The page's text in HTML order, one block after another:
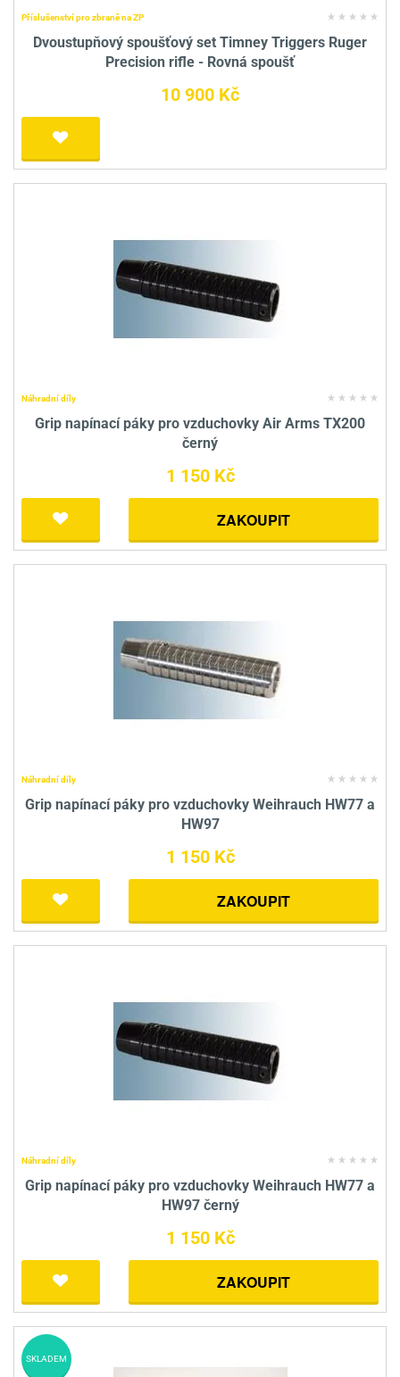
Příslušenství pro zbraně na ZP
Dvoustupňový spoušťový set Timney Triggers Ruger
Precision rifle - Rovná spoušť
10 900 Kč
Náhradní díly
Grip napínací páky pro vzduchovky Air Arms TX200
černý
1 150 Kč
ZAKOUPIT
Náhradní díly
Grip napínací páky pro vzduchovky Weihrauch HW77 a
HW97
1 150 Kč
ZAKOUPIT
Náhradní díly
Grip napínací páky pro vzduchovky Weihrauch HW77 a
HW97 černý
1 150 Kč
ZAKOUPIT
SKLADEM